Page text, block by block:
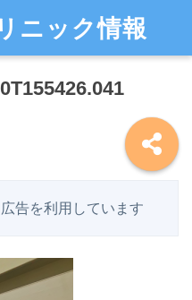
ニック情報
告を利用しています